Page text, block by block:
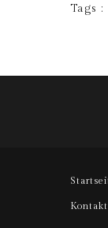
Tags :
Kontakt